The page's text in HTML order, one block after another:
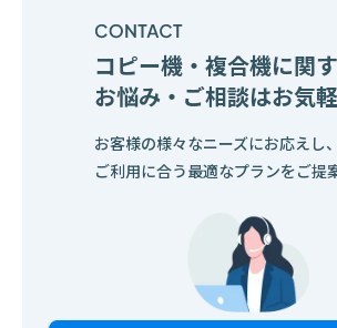
コピー機・複合機に関
お悩み・ご相談はお気
お客様の様々なニーズにお応えし、
ご利用に合う最適なプランをご提